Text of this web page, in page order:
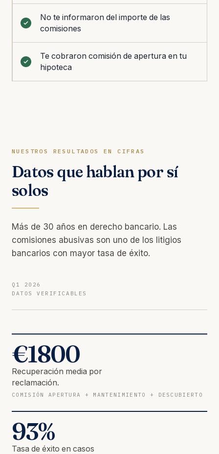
No te informaron del importe de las
comisiones
Te cobraron comisión de apertura en tu
hipoteca
NUESTROS RESULTADOS EN CIFRAS
Datos que hablan por sí
solos
Más de 30 años en derecho bancario. Las
comisiones abusivas son uno de los litigios
bancarios con mayor tasa de éxito.
Q1 2026
DATOS VERIFICABLES
€1800
Recuperación media por
reclamación.
COMISIÓN APERTURA + MANTENIMIENTO + DESCUBIERTO
93%
Tasa de éxito en casos